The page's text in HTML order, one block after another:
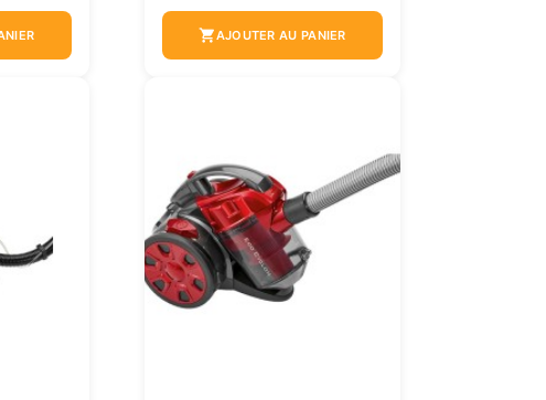
shopping_cartAJOUTER AU PANIER